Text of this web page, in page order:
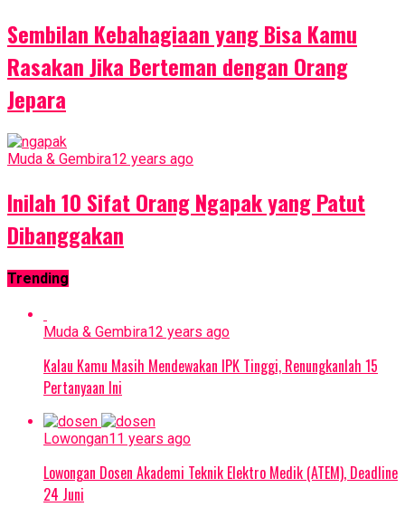
Sembilan Kebahagiaan yang Bisa Kamu
Rasakan Jika Berteman dengan Orang
Jepara
Muda & Gembira12 years ago
Inilah 10 Sifat Orang Ngapak yang Patut
Dibanggakan
Trending
Muda & Gembira12 years ago
Kalau Kamu Masih Mendewakan IPK Tinggi, Renungkanlah 15
Pertanyaan Ini
Lowongan11 years ago
Lowongan Dosen Akademi Teknik Elektro Medik (ATEM), Deadline
24 Juni